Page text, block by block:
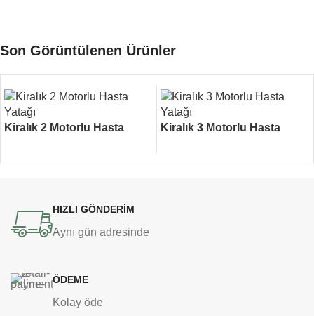
Son Görüntülenen Ürünler
Kiralık 2 Motorlu Hasta
Kiralık 3 Motorlu Hasta
HIZLI GÖNDERİM
Aynı gün adresinde
ÖDEME
Kolay öde